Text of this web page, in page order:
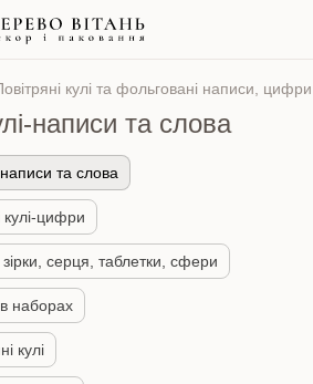
кулі та фольговані написи,
написи та слова
та слова
кулі-цифри
зірки, серця, таблетки, сфери
в наборах
кулі